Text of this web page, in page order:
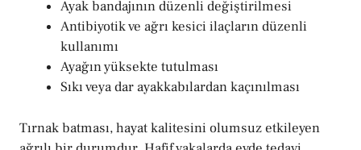
Ayak bandajının düzenli değiştirilmesi
Antibiyotik ve ağrı kesici ilaçların düzenli
kullanımı
Ayağın yüksekte tutulması
Sıkı veya dar ayakkabılardan kaçınılması
Tırnak batması, hayat kalitesini olumsuz etkileyen